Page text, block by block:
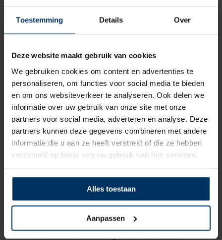
Toestemming Details Over
Deze website maakt gebruik van cookies
We gebruiken cookies om content en advertenties te
personaliseren, om functies voor social media te bieden
en om ons websiteverkeer te analyseren. Ook delen we
informatie over uw gebruik van onze site met onze
partners voor social media, adverteren en analyse. Deze
partners kunnen deze gegevens combineren met andere
informatie die u aan ze heeft verstrekt of die ze hebben
verzameld op basis van uw gebruik van hun services.
Alles toestaan
Aanpassen
Sika Sikaflex 292i 300ml marine wit
€26,80 incl BTW